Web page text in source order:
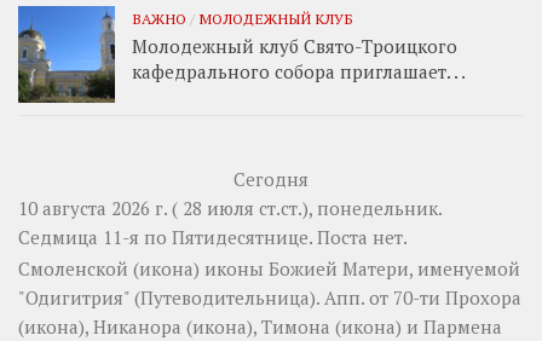
ВАЖНО / МОЛОДЕЖНЫЙ КЛУБ
Молодежный клуб Свято-Троицкого
кафедрального собора приглашает. . .
Сегодня
10 августа 2026 г. ( 28 июля ст.ст.), понедельник.
Седмица 11-я по Пятидесятнице. Поста нет.
Смоленской (икона) иконы Божией Матери, именуемой
"Одигитрия" (Путеводительница). Апп. от 70-ти Прохора
(икона), Никанора (икона), Тимона (икона) и Пармена